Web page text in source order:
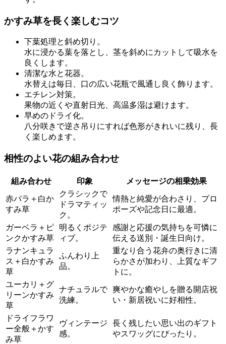
かすみ草を長く楽しむコツ
下葉処理と斜め切り。
水に浸かる葉を落とし、茎を斜めにカットして吸水を
良くします。
清潔な水と花器。
水替えは毎日、口の広い花瓶で風通し良く飾ります。
エチレン対策。
果物の近くや直射日光、高温多湿は避けます。
早めのドライ化。
八分咲きで逆さ吊りにすれば色形がきれいに残り、長
く楽しめます。
相性のよい花の組み合わせ
組み合わせ 印象 メッセージの相乗効果
赤バラ＋白か
すみ草
クラシックで
ドラマティッ
ク。
情熱と純愛が合わさり、プロ
ポーズや記念日に最適。
ガーベラ＋ピ
ンクかすみ草
明るくポジテ
ィブ。
感謝と応援の気持ちを可憐に
伝える送別・誕生日向け。
ラナンキュラ
ス＋白かすみ
草
ふんわり上
品。
重なり合う花弁の奥行きに清
らかさが加わり、上質なギフ
トに。
ユーカリ＋グ
リーンかすみ
草
ナチュラルで
洗練。
爽やかな癒やしを贈る開店祝
い・新居祝いに好相性。
ドライフラワ
ー全般＋かす
み草
ヴィンテージ
感。
長く残したい思い出のギフト
やスワッグにぴったり。